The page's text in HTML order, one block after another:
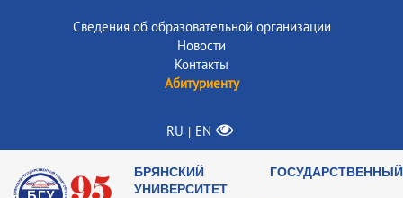
Сведения об образовательной организации
Новости
Контакты
Абитуриенту
RU | EN
БРЯНСКИЙ ГОСУДАРСТВЕННЫЙ
УНИВЕРСИТЕТ